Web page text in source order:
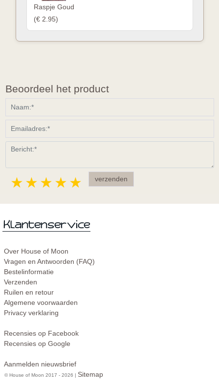
Raspje Goud
(€ 2.95)
Beoordeel het product
5 stars
4 stars
3 stars
2 stars
1 star
Over House of Moon
Vragen en Antwoorden (FAQ)
Bestelinformatie
Verzenden
Ruilen en retour
Algemene voorwaarden
Privacy verklaring
Recensies op Facebook
Recensies op Google
Aanmelden nieuwsbrief
© House of Moon 2017 - 2026 | Sitemap